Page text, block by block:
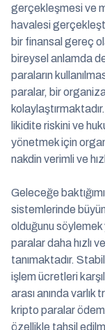
gerçekleşmesi ve
havalesi
bir finansal gereç
bireysel anlamda
paraların
paralar, bir
likidite riskini ve
yönetmek için
nakdin verimli ve
Geleceğe
sistemlerinde
olduğunu söylemek
paralar daha hızlı
tanımaktadır.
işlem ücretleri
arası anında
kripto paralar
özellikle tahsil